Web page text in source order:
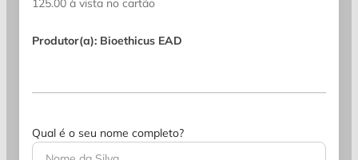
125.00 à vista no cartão
Produtor(a): Bioethicus EAD
Qual é o seu nome completo?